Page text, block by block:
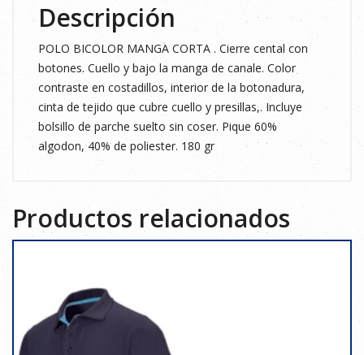
Descripción
POLO BICOLOR MANGA CORTA . Cierre cental con
botones. Cuello y bajo la manga de canale. Color
contraste en costadillos, interior de la botonadura,
cinta de tejido que cubre cuello y presillas,. Incluye
bolsillo de parche suelto sin coser. Pique 60%
algodon, 40% de poliester. 180 gr
Productos relacionados